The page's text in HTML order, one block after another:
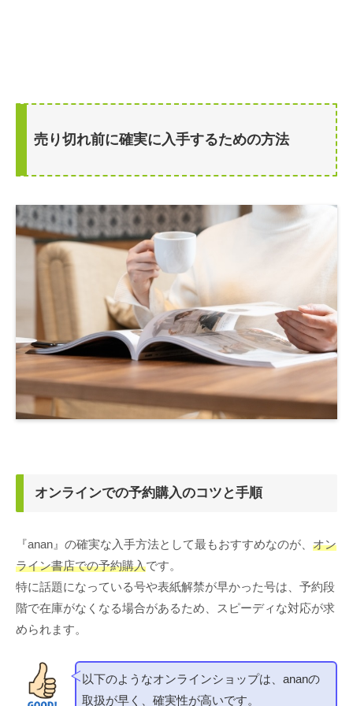
売り切れ前に確実に入手するための方法
オンラインでの予約購入のコツと手順
『anan』の確実な入手方法として最もおすすめなのが、 オン
ライン書店での予約購入です。
特に話題になっている号や表紙解禁が早かった号は、予約段
階で在庫がなくなる場合があるため、スピーディな対応が求
められます。
以下のようなオンラインショップは、ananの
取扱が早く、確実性が高いです。